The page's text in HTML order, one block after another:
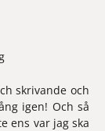
skrivande och
igen! Och så
ens var jag ska